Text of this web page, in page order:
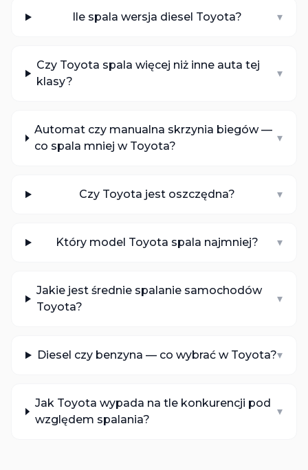
Ile spala wersja diesel Toyota? ▾
Czy Toyota spala więcej niż inne auta tej
klasy?
▾
Automat czy manualna skrzynia biegów —
co spala mniej w Toyota?
▾
Czy Toyota jest oszczędna? ▾
Który model Toyota spala najmniej? ▾
Jakie jest średnie spalanie samochodów
Toyota?
▾
Diesel czy benzyna — co wybrać w Toyota?▾
Jak Toyota wypada na tle konkurencji pod
względem spalania?
▾